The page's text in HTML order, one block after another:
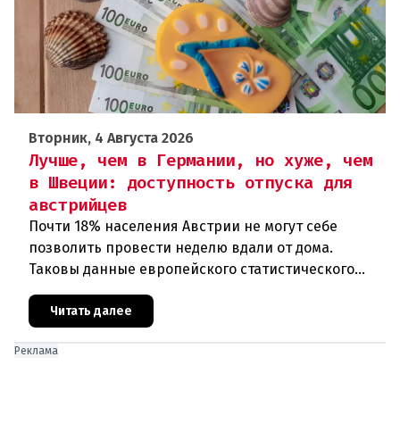
Вторник, 4 Августа 2026
Лучше, чем в Германии, но хуже, чем
в Швеции: доступность отпуска для
австрийцев
Почти 18% населения Австрии не могут себе
позволить провести неделю вдали от дома.
Таковы данные европейского статистического
агентства Eurostat за 2025 год. И хотя ситуация в
стране выглядит лучше ср
Читать далее
Реклама